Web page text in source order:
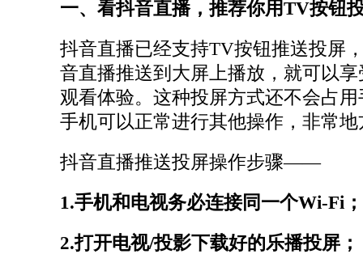
一、看抖音直播，推荐你用TV按钮
抖音直播已经支持TV按钮推送投屏
音直播推送到大屏上播放，就可以
观看体验。这种投屏方式还不会占
手机可以正常进行其他操作，非常地
抖音直播推送投屏操作步骤——
1.手机和电视务必连接同一个Wi-Fi；
2.打开电视/投影下载好的乐播投屏；